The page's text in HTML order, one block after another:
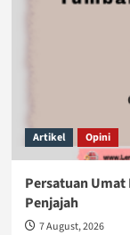
Artikel Opini
Persatuan
Penjajah
7 August, 2026